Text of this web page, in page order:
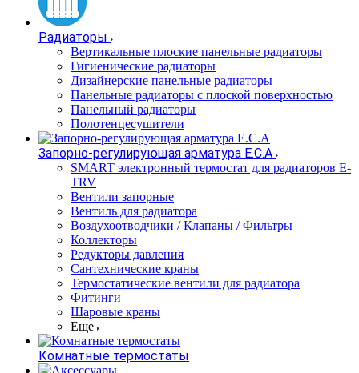
Радиаторы
Вертикальные плоские панельные радиаторы
Гигиенические радиаторы
Дизайнерские панельные радиаторы
Панельные радиаторы с плоской поверхностью
Панельный радиаторы
Полотенцесушители
Запорно-регулирующая арматура E.C.A
SMART электронный термостат для радиаторов E-
TRV
Вентили запорные
Вентиль для радиатора
Воздухоотводчики / Клапаны / Фильтры
Коллекторы
Редукторы давления
Сантехнические краны
Термостатические вентили для радиатора
Фитинги
Шаровые краны
Еще
Комнатные термостаты